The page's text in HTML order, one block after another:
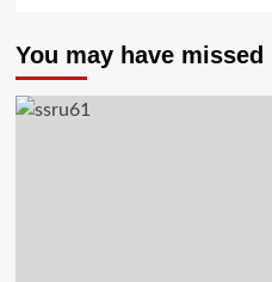
You may have missed